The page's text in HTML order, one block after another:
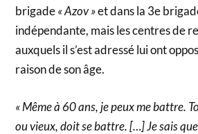
brigade« Azov »et dans la 3e
indépendante, mais les centres de
auxquels il s’est adressé lui ont
raison de son âge.
« Même à 60 ans, je peux me battre.
ou vieux, doit se battre. […] Je sais